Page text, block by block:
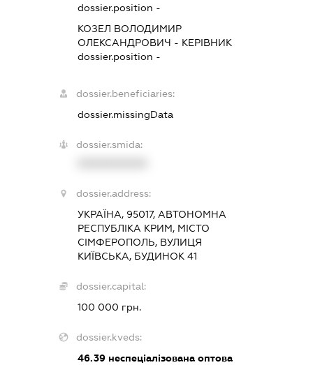
dossier.position -
КОЗЕЛ ВОЛОДИМИР
ОЛЕКСАНДРОВИЧ - КЕРІВНИК
dossier.position -
dossier.beneficiaries:
dossier.missingData
dossier.smida:
dossier.address:
УКРАЇНА, 95017, АВТОНОМНА
РЕСПУБЛІКА КРИМ, МІСТО
СІМФЕРОПОЛЬ, ВУЛИЦЯ
КИЇВСЬКА, БУДИНОК 41
dossier.capital:
100 000 грн.
dossier.kveds:
46.39 неспеціалізована оптова